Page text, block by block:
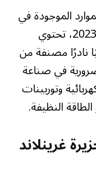
الموجودة في
. وفقًا لمسح أجري عام 2023، تحتوي
34 معدنًا أرضيًا نادرًا مصنفة من
في صناعة
وتوربينات
النظيفة.
غرينلاند